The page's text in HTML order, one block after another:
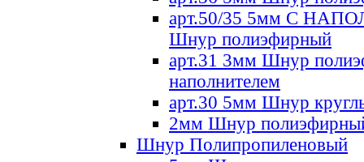
арт.50/35 5мм С
Шнур полиэфирный
арт.31 3мм Шнур
наполнителем
арт.30 5мм Шнур
2мм Шнур
Шнур Полипропиленовый